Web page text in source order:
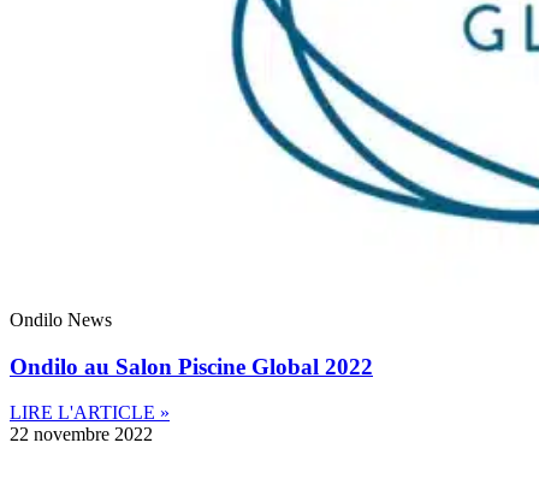
Ondilo News
Ondilo au Salon Piscine Global 2022
LIRE L'ARTICLE »
22 novembre 2022